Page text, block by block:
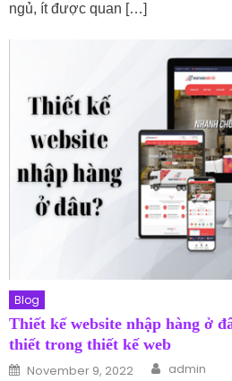
ngủ, ít được quan […]
Blog
Thiết kế website nhập hàng ở
thiết trong thiết kế web
Posted on
November 9, 2022 Author
admin